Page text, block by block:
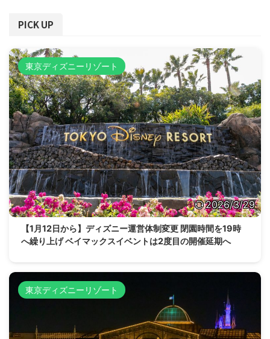
PICK UP
東京ディズニーリゾート
2026/3/29
【1月12日から】ディズニー運営体制変更 閉園時間を19時
へ繰り上げ ベイマックスイベントは2度目の開催延期へ
東京ディズニーリゾート